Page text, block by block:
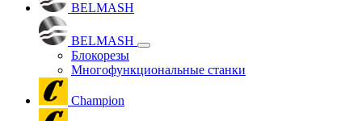
BELMASH
BELMASH
Блокорезы
Многофункциональные станки
Champion